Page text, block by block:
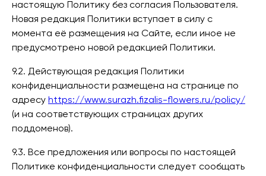
настоящую Политику без согласия Пользователя.
Новая редакция Политики вступает в силу с
момента её размещения на Сайте, если иное не
предусмотрено новой редакцией Политики.
9.2. Действующая редакция Политики
конфиденциальности размещена на странице по
адресу https://www.surazh.fizalis-flowers.ru/policy/
(и на соответствующих страницах других
поддоменов).
9.3. Все предложения или вопросы по настоящей
Политике конфиденциальности следует сообщать